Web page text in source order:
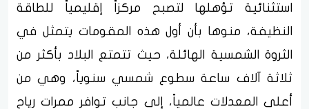
استثنائية تؤهلها لتصبح مركزاً إقليمياً للطاقة
النظيفة، منوها بأن أول هذه المقومات يتمثل في
الثروة الشمسية الهائلة، حيث تتمتع البلاد بأكثر من
ثلاثة آلاف ساعة سطوع شمسي سنوياً، وهي من
أعلى المعدلات عالمياً، إلى جانب توافر ممرات رياح